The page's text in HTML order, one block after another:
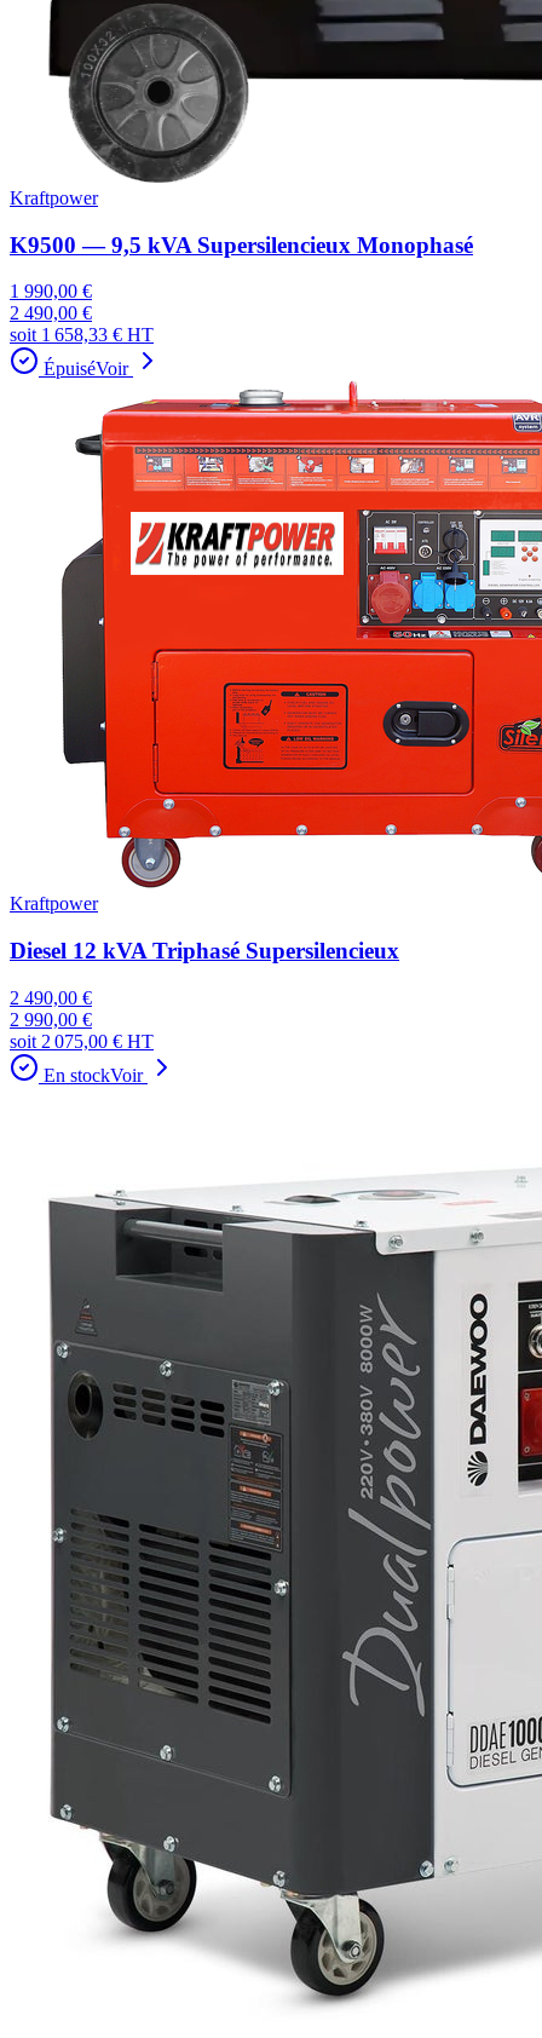
Kraftpower
K9500 — 9,5 kVA Supersilencieux Monophasé
1 990,00 €
2 490,00 €
soit 1 658,33 € HT
ÉpuiséVoir
Kraftpower
Diesel 12 kVA Triphasé Supersilencieux
2 490,00 €
2 990,00 €
soit 2 075,00 € HT
En stockVoir